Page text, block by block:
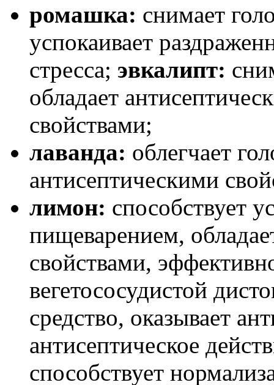
ромашка: снимает
успокаивает
стресса; эвкалипт:
обладает
свойствами;
лаванда: облегчает
антисептическими
лимон: способствует
пищеварением,
свойствами,
вегетососудистой
средство, оказывает
антисептическое
способствует